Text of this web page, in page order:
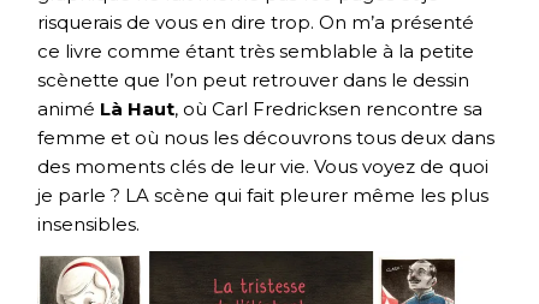
risquerais de vous en dire trop. On m’a présenté
ce livre comme étant très semblable à la petite
scènette que l’on peut retrouver dans le dessin
animé Là Haut, où Carl Fredricksen rencontre sa
femme et où nous les découvrons tous deux dans
des moments clés de leur vie. Vous voyez de quoi
je parle ? LA scène qui fait pleurer même les plus
insensibles.